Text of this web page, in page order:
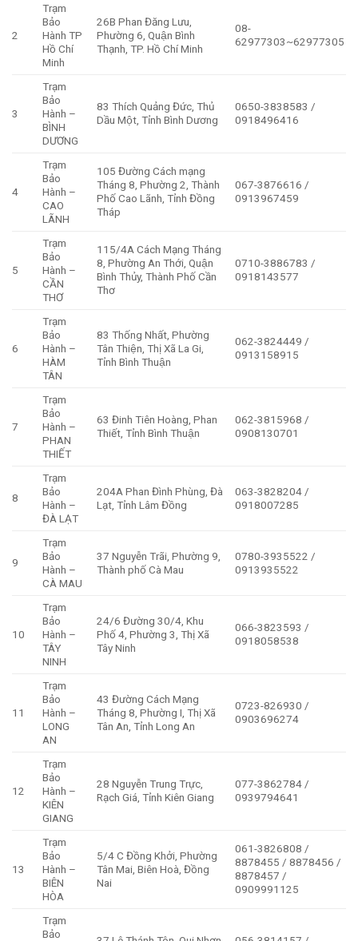
2
Trạm
Bảo
Hành TP
Hồ Chí
Minh
26B Phan Đăng Lưu,
Phường 6, Quận Bình
Thạnh, TP. Hồ Chí Minh
08-
62977303~62977305
3
Trạm
Bảo
Hành –
BÌNH
DƯƠNG
83 Thích Quảng Đức, Thủ
Dầu Một, Tỉnh Bình Dương
0650-3838583 /
0918496416
4
Trạm
Bảo
Hành –
CAO
LÃNH
105 Đường Cách mạng
Tháng 8, Phường 2, Thành
Phố Cao Lãnh, Tỉnh Đồng
Tháp
067-3876616 /
0913967459
5
Trạm
Bảo
Hành –
CẦN
THƠ
115/4A Cách Mạng Tháng
8, Phường An Thới, Quận
Bình Thủy, Thành Phố Cần
Thơ
0710-3886783 /
0918143577
6
Trạm
Bảo
Hành –
HÀM
TÂN
83 Thống Nhất, Phường
Tân Thiện, Thị Xã La Gi,
Tỉnh Bình Thuận
062-3824449 /
0913158915
7
Trạm
Bảo
Hành –
PHAN
THIẾT
63 Đinh Tiên Hoàng, Phan
Thiết, Tỉnh Bình Thuận
062-3815968 /
0908130701
8
Trạm
Bảo
Hành –
ĐÀ LẠT
204A Phan Đình Phùng, Đà
Lạt, Tỉnh Lâm Đồng
063-3828204 /
0918007285
9
Trạm
Bảo
Hành –
CÀ MAU
37 Nguyễn Trãi, Phường 9,
Thành phố Cà Mau
0780-3935522 /
0913935522
10
Trạm
Bảo
Hành –
TÂY
NINH
24/6 Đường 30/4, Khu
Phố 4, Phường 3, Thị Xã
Tây Ninh
066-3823593 /
0918058538
11
Trạm
Bảo
Hành –
LONG
AN
43 Đường Cách Mạng
Tháng 8, Phường I, Thị Xã
Tân An, Tỉnh Long An
0723-826930 /
0903696274
12
Trạm
Bảo
Hành –
KIÊN
GIANG
28 Nguyễn Trung Trực,
Rạch Giá, Tỉnh Kiên Giang
077-3862784 /
0939794641
13
Trạm
Bảo
Hành –
BIÊN
HÒA
5/4 C Đồng Khởi, Phường
Tân Mai, Biên Hoà, Đồng
Nai
061-3826808 /
8878455 / 8878456 /
8878457 /
0909991125
Trạm
Bảo